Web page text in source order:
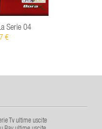
Serie 04
€
Tv ultime uscite